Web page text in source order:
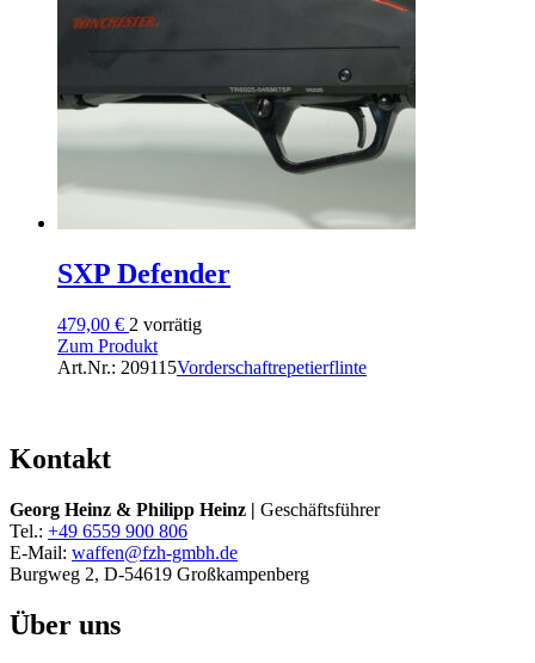
SXP Defender
479,00 € 2 vorrätig
Zum Produkt
Art.Nr.: 209115Vorderschaftrepetierflinte
Kontakt
Georg Heinz & Philipp Heinz | Geschäftsführer
Tel.: +49 6559 900 806
E-Mail: waffen@fzh-gmbh.de
Burgweg 2, D-54619 Großkampenberg
Über uns